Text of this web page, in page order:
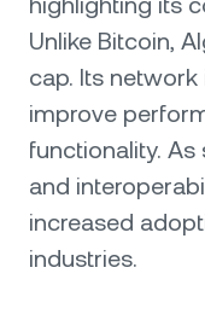
Unlike Bitcoin,
cap. Its
improve
functionality.
and
increased
industries.